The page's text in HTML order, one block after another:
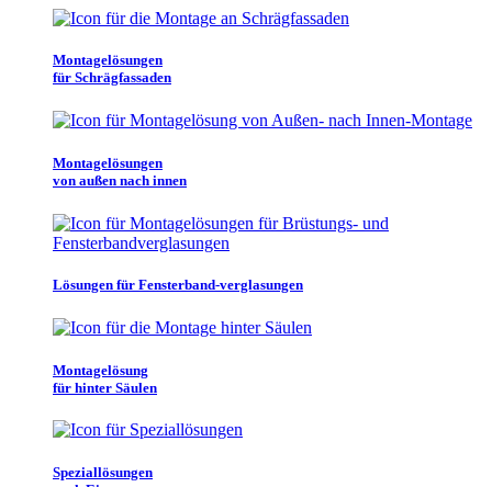
Montagelösungen
für Schrägfassaden
Montagelösungen
von außen nach innen
Lösungen für Fensterband-verglasungen
Montagelösung
für hinter Säulen
Speziallösungen